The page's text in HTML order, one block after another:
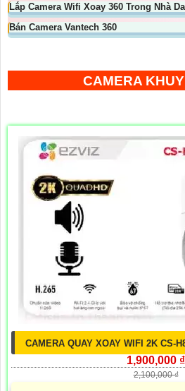
Lắp Camera Wifi Xoay 360 Trong Nhà
Bán Camera Vantech 360
CAMERA
CAMERA QUAY XOAY WIFI 2K CS-
1,900,000 ₫
2,100,000 ₫